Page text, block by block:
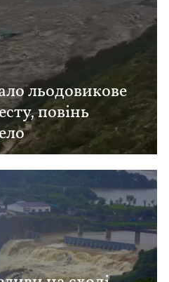
льодовикове
повінь